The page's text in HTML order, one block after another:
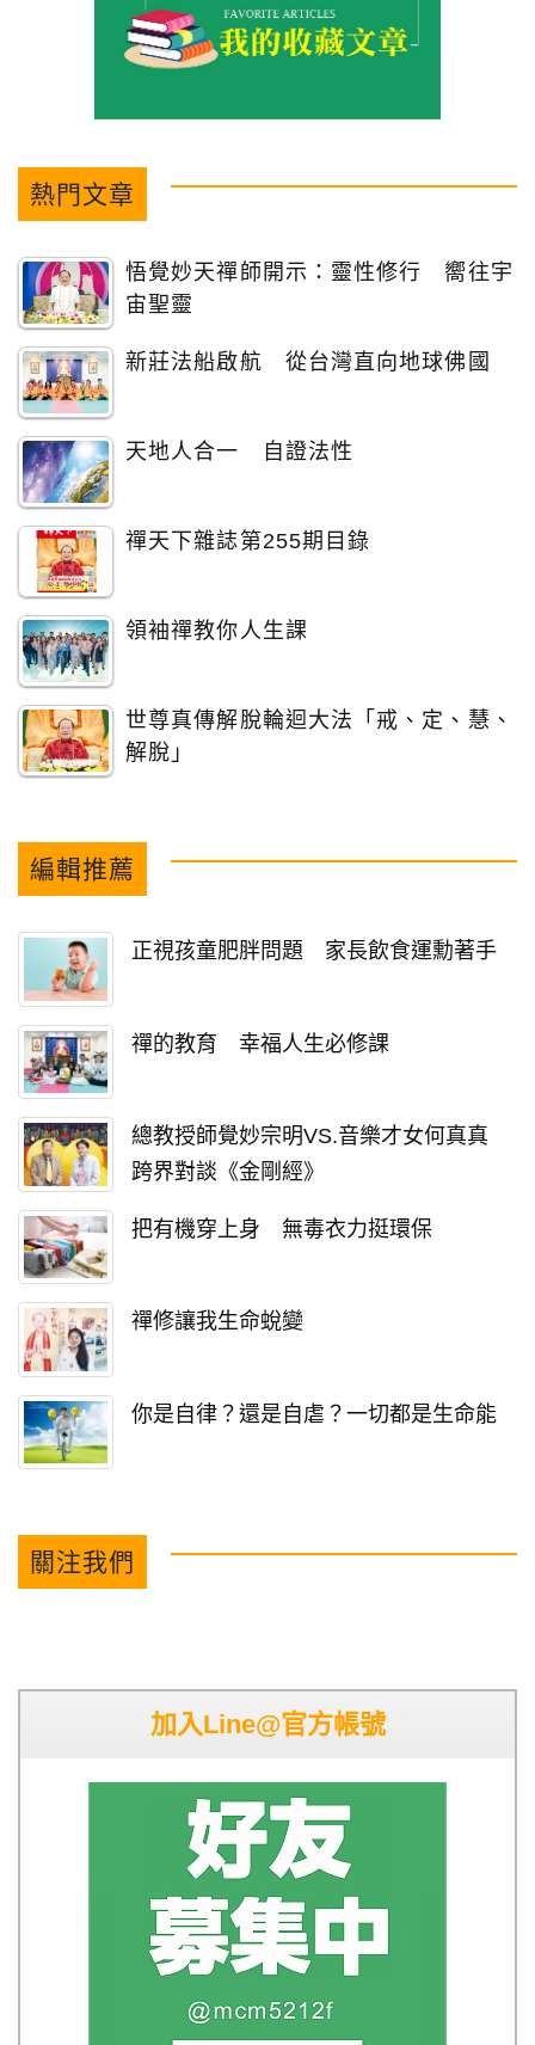
熱門文章
悟覺妙天禪師開示：靈性修行 嚮往宇
宙聖靈
新莊法船啟航 從台灣直向地球佛國
天地人合一 自證法性
禪天下雜誌第255期目錄
領袖禪教你人生課
世尊真傳解脫輪迴大法「戒、定、慧、
解脫」
編輯推薦
正視孩童肥胖問題 家長飲食運勳著手
禪的教育 幸福人生必修課
總教授師覺妙宗明VS.音樂才女何真真
跨界對談《金剛經》
把有機穿上身 無毒衣力挺環保
禪修讓我生命蛻變
你是自律？還是自虐？一切都是生命能
關注我們
加入Line@官方帳號